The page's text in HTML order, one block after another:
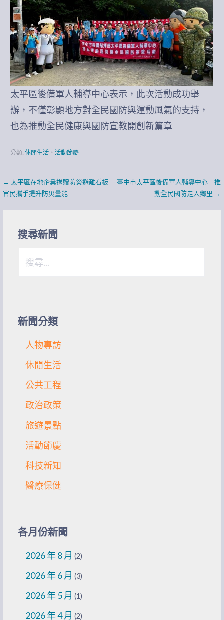
太平區後備軍人輔導中心表示，此次活動成功舉
辦，不僅彰顯地方對全民國防與運動風氣的支持，
也為推動全民健康與國防宣教開創新篇章
分類: 休閒生活、 活動節慶
文
← 太平區在地企業捐贈防災避難看板
官民攜手提升防災量能
臺中市太平區後備軍人輔導中心 推
動全民國防走入鄉里 →
搜尋新聞
新聞分類
人物專訪
休閒生活
公共工程
政治政策
旅遊景點
活動節慶
科技新知
醫療保健
各月份新聞
2026 年 8 月 (2)
2026 年 6 月 (3)
2026 年 5 月 (1)
2026 年 4 月 (2)